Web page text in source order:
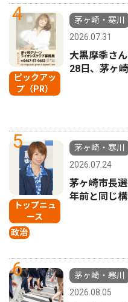
4
ピックアッ
プ（PR）
茅ヶ崎・寒川
2026.07.31
大黒摩季さ
28日、茅ヶ
5
トップニュ
ース
政治
茅ヶ崎・寒川
2026.07.24
茅ヶ崎市長
年前と同じ
6
茅ヶ崎・寒川
2026.08.05